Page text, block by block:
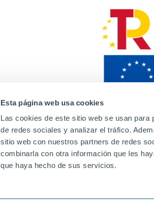
Esta página web usa cookies
Las cookies de este sitio web se usan
de redes sociales y analizar el tráfico.
sitio web con nuestros partners de redes
combinarla con otra información que les
que haya hecho de sus servicios.
Contacto
Aviso Legal